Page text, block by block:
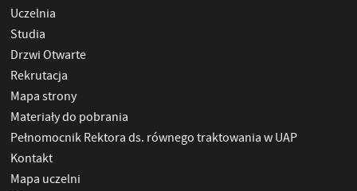
Uczelnia
Studia
Drzwi Otwarte
Rekrutacja
Mapa strony
Materiały do pobrania
Pełnomocnik Rektora ds. równego traktowania w UAP
Kontakt
Mapa uczelni